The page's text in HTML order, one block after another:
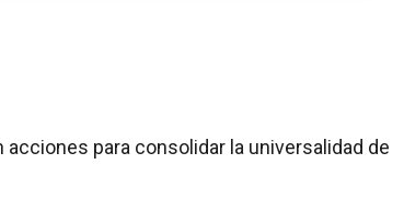
para consolidar la universalidad de